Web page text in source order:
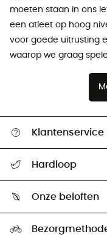
moeten staan ​​in ons
een atleet op hoog
voor goede uitrusting
waarop we graag
Klantenservice
Mijn zending volgen
Retourzendingen &
Hardloop
Ambassadeurs
Onze beloften